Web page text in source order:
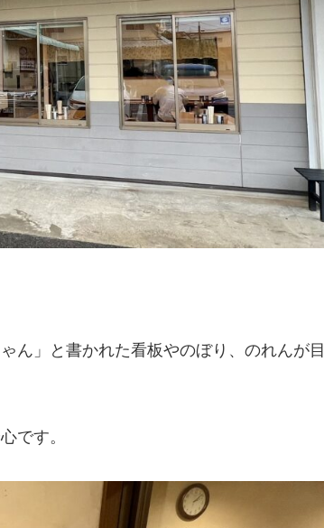
ん」と書かれた看板やのぼり、のれんが目
です。